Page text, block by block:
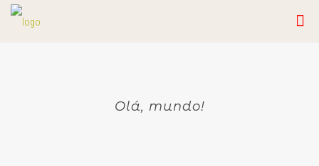
Olá, mundo!